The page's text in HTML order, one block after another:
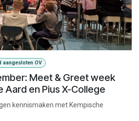
aangesloten OV
Meet & Greet week
Aard en Pius X-College
kennismaken met Kempische